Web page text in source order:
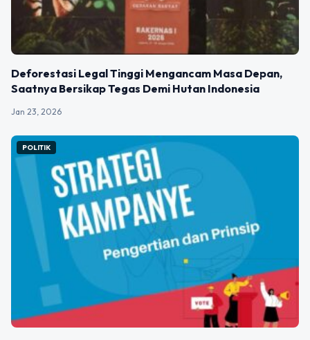
Deforestasi Legal Tinggi Mengancam Masa Depan,
Saatnya Bersikap Tegas Demi Hutan Indonesia
Jan 23, 2026
POLITIK